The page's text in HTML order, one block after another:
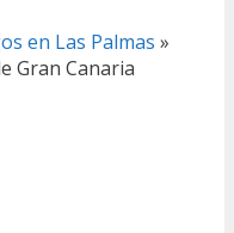
en Las Palmas »
Gran Canaria